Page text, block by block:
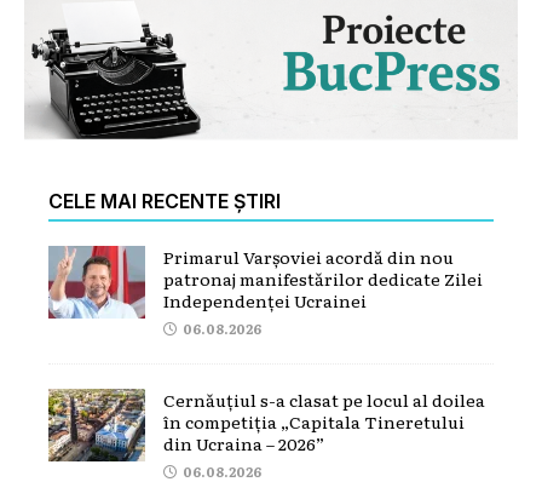
CELE MAI RECENTE ȘTIRI
Primarul Varșoviei acordă din nou
patronaj manifestărilor dedicate Zilei
Independenței Ucrainei
06.08.2026
Cernăuțiul s-a clasat pe locul al doilea
în competiția „Capitala Tineretului
din Ucraina – 2026”
06.08.2026